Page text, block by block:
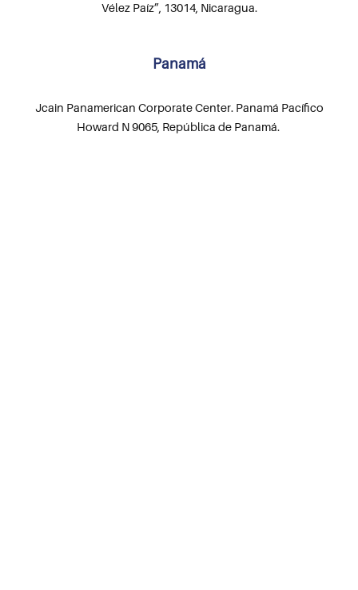
Vélez Paíz”, 13014, Nicaragua.
Panamá
Jcain Panamerican Corporate Center. Panamá Pacífico
Howard N 9065, República de Panamá.